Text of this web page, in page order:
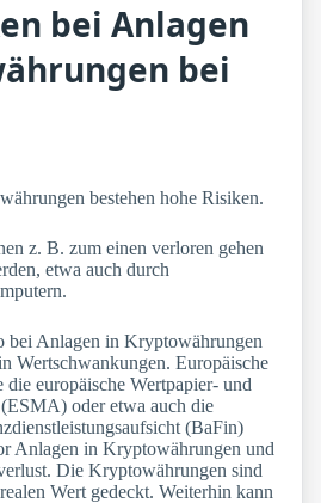
bei Anlagen
bei
bestehen hohe Risiken.
z. B. zum einen verloren gehen
etwa auch durch
bei Anlagen in Kryptowährungen
Wertschwankungen. Europäische
europäische Wertpapier- und
oder etwa auch die
(BaFin)
Anlagen in Kryptowährungen und
Die Kryptowährungen sind
Wert gedeckt. Weiterhin kann